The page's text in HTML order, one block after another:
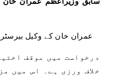
عمران خان کے وکیل بیرسٹر
درخواست میں موقف
خلاف ورزی ہے۔ اس میں